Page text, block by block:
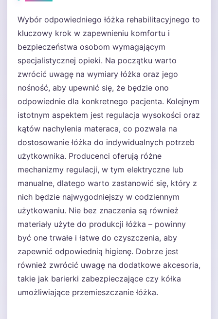
Wybór odpowiedniego łóżka rehabilitacyjnego to
kluczowy krok w zapewnieniu komfortu i
bezpieczeństwa osobom wymagającym
specjalistycznej opieki. Na początku warto
zwrócić uwagę na wymiary łóżka oraz jego
nośność, aby upewnić się, że będzie ono
odpowiednie dla konkretnego pacjenta. Kolejnym
istotnym aspektem jest regulacja wysokości oraz
kątów nachylenia materaca, co pozwala na
dostosowanie łóżka do indywidualnych potrzeb
użytkownika. Producenci oferują różne
mechanizmy regulacji, w tym elektryczne lub
manualne, dlatego warto zastanowić się, który z
nich będzie najwygodniejszy w codziennym
użytkowaniu. Nie bez znaczenia są również
materiały użyte do produkcji łóżka – powinny
być one trwałe i łatwe do czyszczenia, aby
zapewnić odpowiednią higienę. Dobrze jest
również zwrócić uwagę na dodatkowe akcesoria,
takie jak barierki zabezpieczające czy kółka
umożliwiające przemieszczanie łóżka.